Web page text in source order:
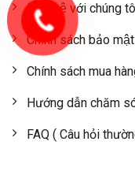
Liên hệ với chúng
Chính sách bảo mật
Chính sách mua
Hướng dẫn chăm
FAQ ( Câu hỏi